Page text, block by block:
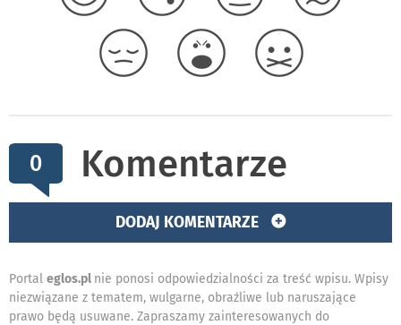
0 Komentarze
DODAJ KOMENTARZE
Portal eglos.pl nie ponosi odpowiedzialności za treść wpisu. Wpisy
niezwiązane z tematem, wulgarne, obraźliwe lub naruszające
prawo będą usuwane. Zapraszamy zainteresowanych do